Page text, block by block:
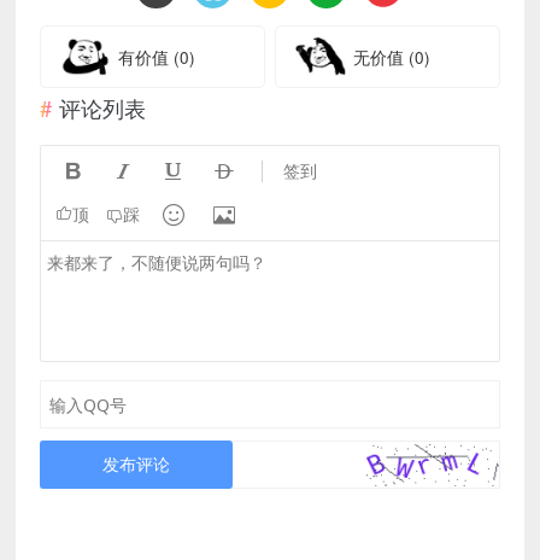
有价值 (0) 无价值 (0)
评论列表
    签到
顶 踩  
发布评论